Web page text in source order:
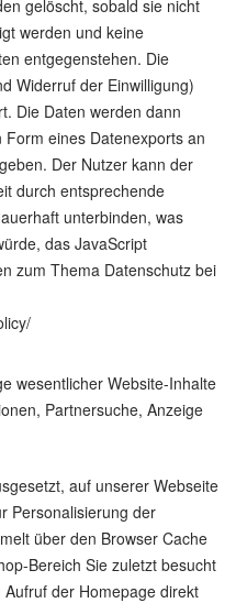
gelöscht, sobald sie nicht
werden und keine
entgegenstehen. Die
Widerruf der Einwilligung)
Die Daten werden dann
eines Datenexports an
Der Nutzer kann der
durch entsprechende
unterbinden, was
das JavaScript
zum Thema Datenschutz bei
wesentlicher Website-Inhalte
Partnersuche, Anzeige
auf unserer Webseite
Personalisierung der
über den Browser Cache
Bereich Sie zuletzt besucht
der Homepage direkt